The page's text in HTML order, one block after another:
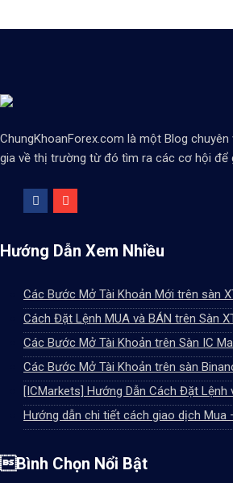
ChungKhoanForex.com là một Blog
gia về thị trường từ đó tìm ra các cơ hội để
Hướng Dẫn Xem Nhiều
Các Bước Mở Tài Khoản Mới trên sàn
Cách Đặt Lệnh MUA và BÁN trên Sàn
Các Bước Mở Tài Khoản trên Sàn IC
Các Bước Mở Tài Khoản trên sàn
[ICMarkets] Hướng Dẫn Cách Đặt
Hướng dẫn chi tiết cách giao dịch Mua
Bình Chọn Nổi Bật